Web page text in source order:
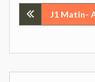
l’article
J1 Matin-